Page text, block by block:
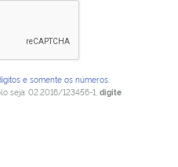
e somente os números.
seja: 02.2016/123456-1, digite